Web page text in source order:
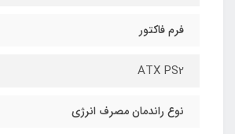
فرم فاکتور
ATX PS2
نوع راندمان مصرف انرژی